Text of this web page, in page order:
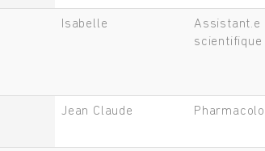
Isabelle
Assistant.e
scientifique
Jean Claude